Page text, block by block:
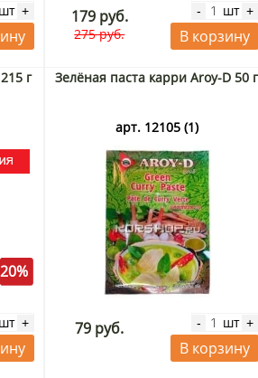
шт + 179 руб.
275 руб.
- шт +
В корзину
г
20%
шт +
Зелёная паста карри Aroy-D 50 г
арт. 12105 (1)
79 руб. - шт +
В корзину